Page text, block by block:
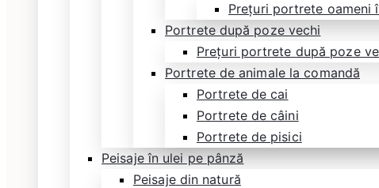
Prețuri portrete oameni
Portrete după poze vechi
Prețuri portrete după poze
Portrete de animale la comandă
Portrete de cai
Portrete de câini
Portrete de pisici
Peisaje în ulei pe pânză
Peisaje din natură